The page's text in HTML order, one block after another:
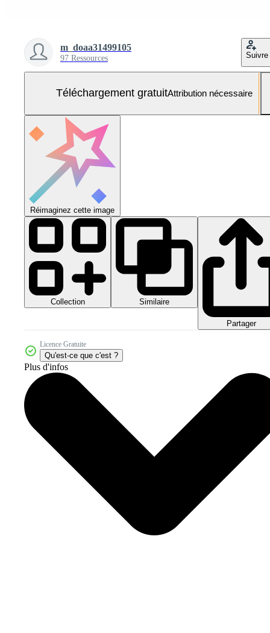
m_doaa31499105
97 Ressources Suivre
Téléchargement gratuitAttribution nécessaire
Réimaginez cette image
Collection Similaire
Partager
Licence Gratuite
Qu'est-ce que c'est ?
Plus d'infos